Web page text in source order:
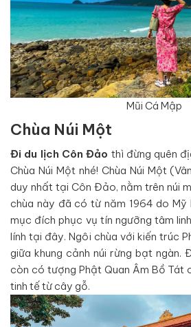
Mũi Cá Mập
Chùa Núi Một
Đi du lịch Côn Đảo thì đừng quên
Chùa Núi Một nhé! Chùa Núi Một
duy nhất tại Côn Đảo, nằm trên núi
chùa này đã có từ năm 1964 do Mỹ
mục đích phục vụ tín ngưỡng tâm
lính tại đây. Ngôi chùa với kiến trúc
giữa khung cảnh núi rừng bạt ngàn.
còn có tượng Phật Quan Âm Bồ
tinh tế từ cây gỗ.